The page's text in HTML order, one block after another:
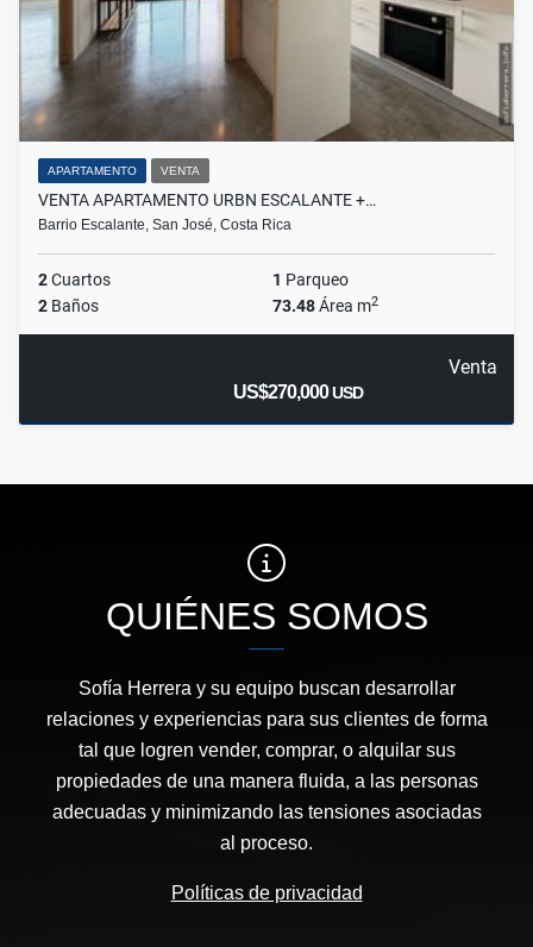
APARTAMENTO VENTA
VENTA APARTAMENTO URBN ESCALANTE +…
Barrio Escalante, San José, Costa Rica
2Cuartos 1 Parqueo
2 Baños 73.48Área m2
Venta
US$270,000USD
QUIÉNES SOMOS
Sofía Herrera y su equipo buscan desarrollar
relaciones y experiencias para sus clientes de forma
tal que logren vender, comprar, o alquilar sus
propiedades de una manera fluida, a las personas
adecuadas y minimizando las tensiones asociadas
al proceso.
Políticas de privacidad